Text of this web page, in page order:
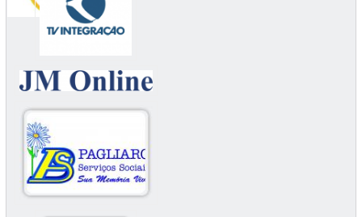
UNIUBE